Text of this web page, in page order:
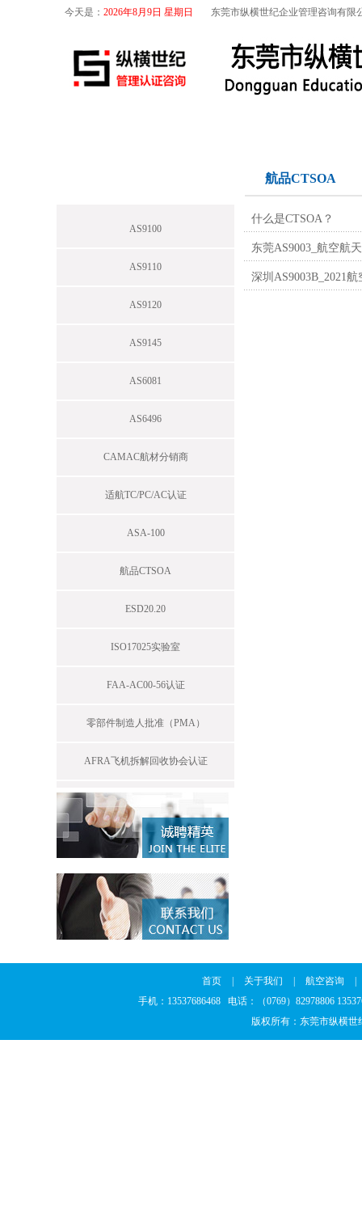
今天是： 2026年8月9日 星期日 东莞市纵横世纪企业管理咨询有限
AS9100
AS9110
AS9120
AS9145
AS6081
AS6496
CAMAC航材分销商
适航TC/PC/AC认证
ASA-100
航品CTSOA
ESD20.20
ISO17025实验室
FAA-AC00-56认证
零部件制造人批准（PMA）
AFRA飞机拆解回收协会认证
航品CTSOA
什么是CTSOA？
东莞AS9003_航空航
深圳AS9003B_2021
首页 关于我们 航空咨询
手机：13537686468 电话：（0769）82978806
版权所有：东莞市纵横